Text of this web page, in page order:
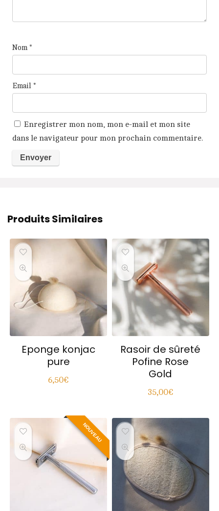
Nom*
Email *
Enregistrer mon nom, mon e-mail et mon site
dans le navigateur pour mon prochain commentaire.
e
n
a
v
:
Produits Similaires
Eponge konjac
pure
6,50€
Rasoir de sûreté
Pofine Rose
Gold
35,00€
NOUVEAU